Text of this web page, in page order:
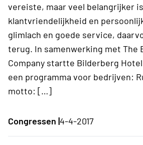
vereiste, maar veel belangrijker is
klantvriendelijkheid en
glimlach en goede service,
terug. In samenwerking met The
Company startte Bilderberg
een programma voor bedrijven:
motto: […]
Congressen |4-4-2017